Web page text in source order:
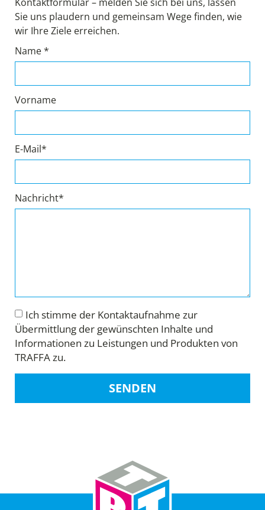
Sie uns plaudern und gemeinsam Wege finden, wie
wir Ihre Ziele erreichen.
Name *
Vorname
E-Mail*
Nachricht*
Ich stimme der Kontaktaufnahme zur
Übermittlung der gewünschten Inhalte und
Informationen zu Leistungen und Produkten von
TRAFFA zu.
SENDEN